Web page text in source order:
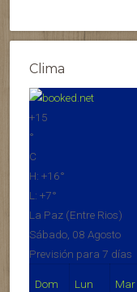
Clima
+15
°
C
H: +16°
L: +7°
La Paz (Entre Rios)
Sábado, 08 Agosto
Previsión para 7 días
Dom Lun Mar